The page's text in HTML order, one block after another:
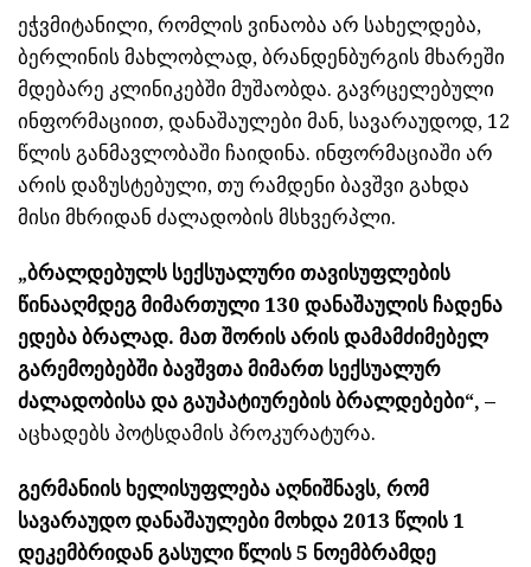
ეჭვმიტანილი, რომლის ვინაობა არ სახელდება,
ბერლინის მახლობლად, ბრანდენბურგის მხარეში
მდებარე კლინიკებში მუშაობდა. გავრცელებული
ინფორმაციით, დანაშაულები მან, სავარაუდოდ, 12
წლის განმავლობაში ჩაიდინა. ინფორმაციაში არ
არის დაზუსტებული, თუ რამდენი ბავშვი გახდა
მისი მხრიდან ძალადობის მსხვერპლი.
„ბრალდებულს სექსუალური თავისუფლების
წინააღმდეგ მიმართული 130 დანაშაულის ჩადენა
ედება ბრალად. მათ შორის არის დამამძიმებელ
გარემოებებში ბავშვთა მიმართ სექსუალურ
ძალადობისა და გაუპატიურების ბრალდებები“, –
აცხადებს პოტსდამის პროკურატურა.
გერმანიის ხელისუფლება აღნიშნავს, რომ
სავარაუდო დანაშაულები მოხდა 2013 წლის 1
დეკემბრიდან გასული წლის 5 ნოემბრამდე